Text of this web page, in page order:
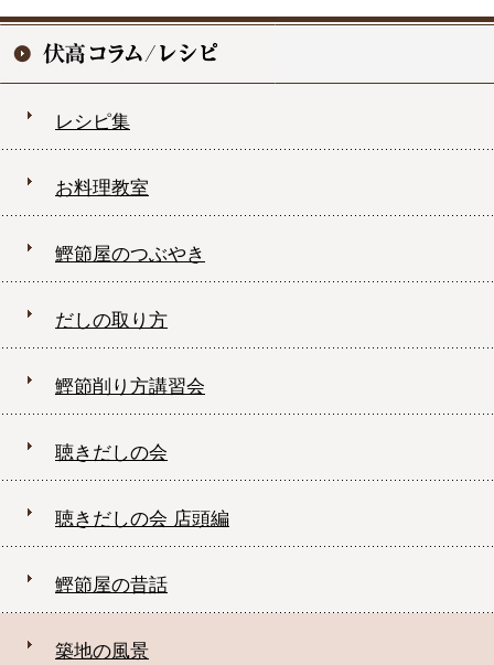
レシピ集
お料理教室
鰹節屋のつぶやき
だしの取り方
鰹節削り方講習会
聴きだしの会
聴きだしの会 店頭編
鰹節屋の昔話
築地の風景